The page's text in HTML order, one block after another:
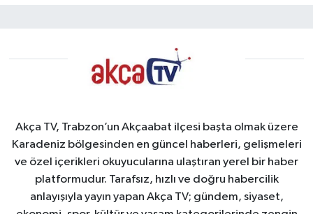
Akça TV, Trabzon’un Akçaabat ilçesi başta olmak üzere
Karadeniz bölgesinden en güncel haberleri, gelişmeleri
ve özel içerikleri okuyucularına ulaştıran yerel bir haber
platformudur. Tarafsız, hızlı ve doğru habercilik
anlayışıyla yayın yapan Akça TV; gündem, siyaset,